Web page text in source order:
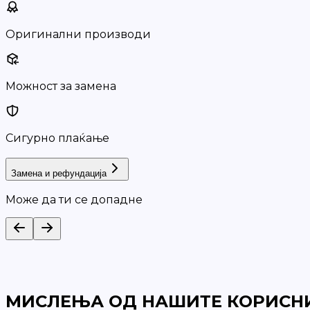
Оригинални производи
Можност за замена
Сигурно плаќање
Замена и рефундација
Може да ти се допадне
МИСЛЕЊА ОД НАШИТЕ